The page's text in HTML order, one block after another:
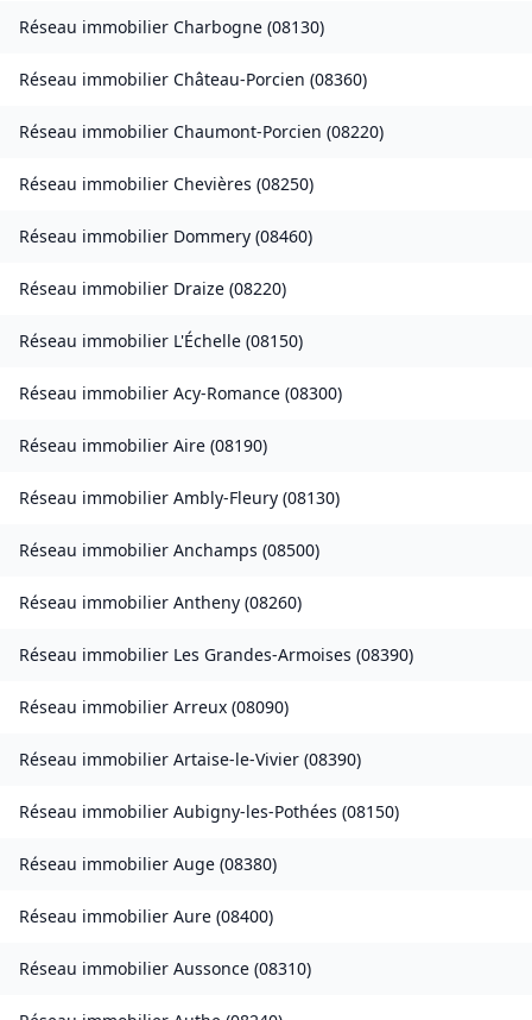
Réseau immobilier Charbogne (08130)
Réseau immobilier Château-Porcien (08360)
Réseau immobilier Chaumont-Porcien (08220)
Réseau immobilier Chevières (08250)
Réseau immobilier Dommery (08460)
Réseau immobilier Draize (08220)
Réseau immobilier L'Échelle (08150)
Réseau immobilier Acy-Romance (08300)
Réseau immobilier Aire (08190)
Réseau immobilier Ambly-Fleury (08130)
Réseau immobilier Anchamps (08500)
Réseau immobilier Antheny (08260)
Réseau immobilier Les Grandes-Armoises (08390)
Réseau immobilier Arreux (08090)
Réseau immobilier Artaise-le-Vivier (08390)
Réseau immobilier Aubigny-les-Pothées (08150)
Réseau immobilier Auge (08380)
Réseau immobilier Aure (08400)
Réseau immobilier Aussonce (08310)